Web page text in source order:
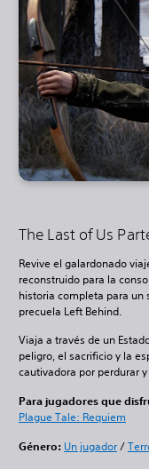
The Last of Us
Revive el galardonado
reconstruido para la
historia completa para un
precuela Left Behind.
Viaja a través de un
peligro, el sacrificio y la
cautivadora por perdurar
Para jugadores que
Plague Tale: Requiem
Género: Un jugador/